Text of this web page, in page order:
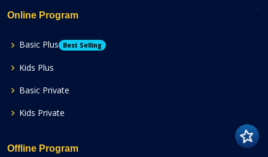
Online Program
Basic Plus Best Selling
Kids Plus
Basic Private
Kids Private
Offline Program